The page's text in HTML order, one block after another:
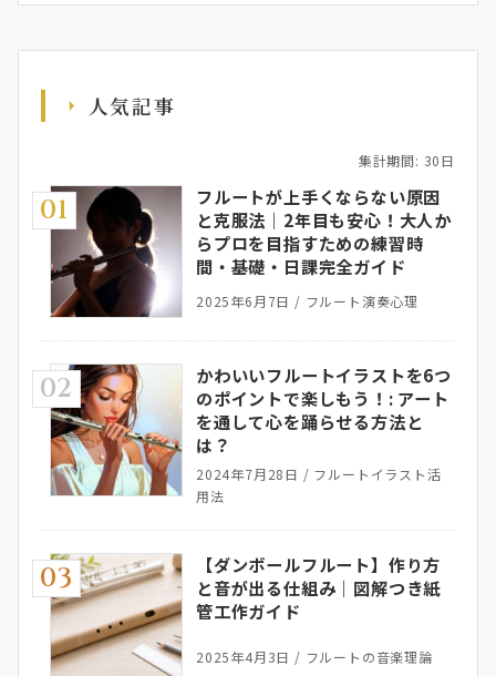
人気記事
集計期間: 30日
01
フルートが上手くならない原因
と克服法｜2年目も安心！大人か
らプロを目指すための練習時
間・基礎・日課完全ガイド
2025年6月7日 / フルート演奏心理
02
かわいいフルートイラストを6つ
のポイントで楽しもう！: アート
を通して心を踊らせる方法と
は？
2024年7月28日 / フルートイラスト活
用法
03
【ダンボールフルート】作り方
と音が出る仕組み｜図解つき紙
管工作ガイド
2025年4月3日 / フルートの音楽理論